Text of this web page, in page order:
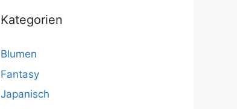
Kategorien
Blumen
Fantasy
Japanisch